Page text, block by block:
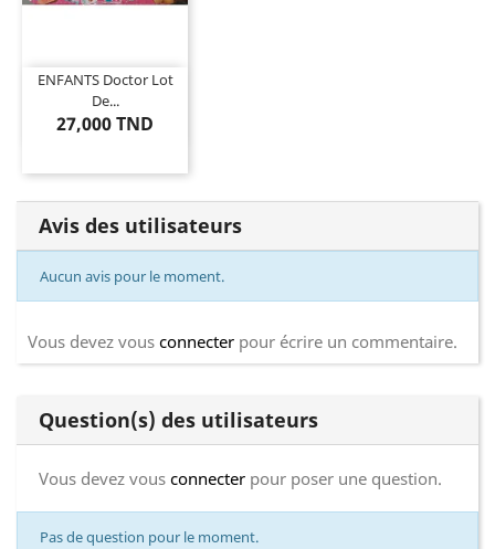
ENFANTS Doctor Lot
De...
27,000 TND
Avis des utilisateurs
Aucun avis pour le moment.
Vous devez vous connecter pour écrire un commentaire.
Question(s) des utilisateurs
Vous devez vous connecter pour poser une question.
Pas de question pour le moment.